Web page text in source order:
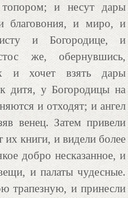
и несут дары
благовония, и миро, и
и Богородице, и
же, обернувшись,
и хочет взять дары
дитя, у Богородицы на
и отходят; и ангел
венец. Затем привели
их книги, и видели более
добро несказанное, и
и палаты чудесные.
трапезную, и принесли